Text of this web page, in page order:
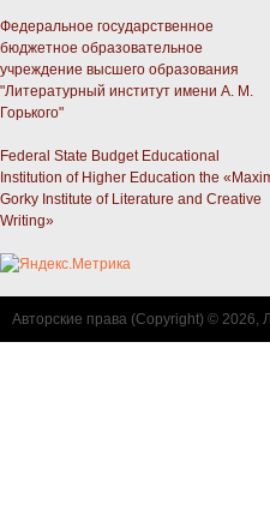
Федеральное государственное
бюджетное образовательное
учреждение высшего образования
"Литературный институт имени А. М.
Горького"
Federal State Budget Educational
Institution of Higher Education the
Gorky Institute of Literature and Creative
Writing»
Авторские права (Copyright) © 2026,